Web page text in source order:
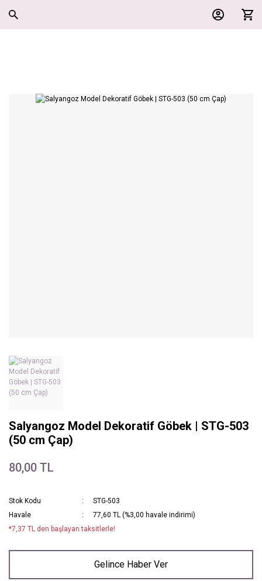
Salyangoz Model Dekoratif Göbek | STG-503
(50 cm Çap)
80,00 TL
Stok Kodu
STG-503
Havale
77,60 TL (%3,00 havale indirimi)
*7,37 TL den başlayan taksitlerle!
Gelince Haber Ver